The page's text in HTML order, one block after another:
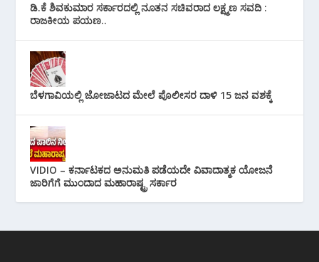
ಡಿ.ಕೆ ಶಿವಕುಮಾರ ಸರ್ಕಾರದಲ್ಲಿ ನೂತನ ಸಚಿವರಾದ ಲಕ್ಷ್ಮಣ ಸವದಿ :
ರಾಜಕೀಯ ಪಯಣ..
ಬೆಳಗಾವಿಯಲ್ಲಿ ಜೋಜಾಟದ ಮೇಲೆ ಪೊಲೀಸರ ದಾಳಿ 15 ಜನ ವಶಕ್ಕೆ
VIDIO – ಕರ್ನಾಟಕದ ಅನುಮತಿ ಪಡೆಯದೇ ವಿವಾದಾತ್ಮಕ ಯೋಜನೆ
ಜಾರಿಗೆಗೆ ಮುಂದಾದ ಮಹಾರಾಷ್ಟ್ರ ಸರ್ಕಾರ